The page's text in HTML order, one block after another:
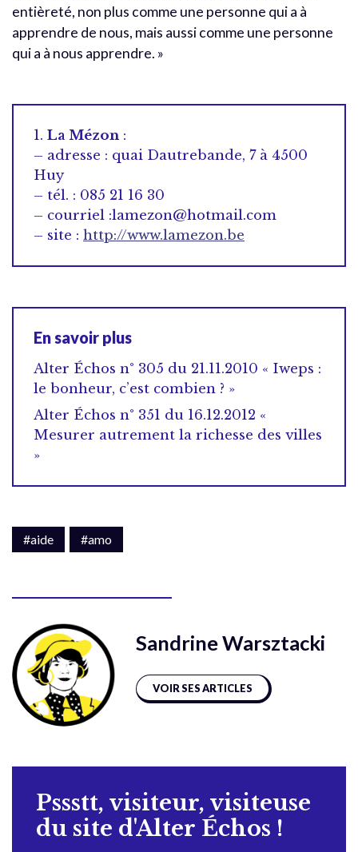
entièreté, non plus comme une personne qui a à
apprendre de nous, mais aussi comme une personne
qui a à nous apprendre. »
1. La Mézon :
– adresse : quai Dautrebande, 7 à 4500
Huy
– tél. : 085 21 16 30
– courriel :lamezon@hotmail.com
– site : http://www.lamezon.be
En savoir plus
Alter Échos n° 305 du 21.11.2010 « Iweps :
le bonheur, c’est combien ? »
Alter Échos n° 351 du 16.12.2012 «
Mesurer autrement la richesse des villes
»
#aide #amo
Sandrine Warsztacki
VOIR SES ARTICLES
Pssstt, visiteur, visiteuse
du site d'Alter Échos !